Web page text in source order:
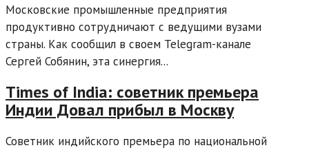
Московские промышленные предприятия
продуктивно сотрудничают с ведущими вузами
страны. Как сообщил в своем Telegram-канале
Сергей Собянин, эта синергия...
Times of India: советник премьера
Индии Довал прибыл в Москву
Советник индийского премьера по национальной